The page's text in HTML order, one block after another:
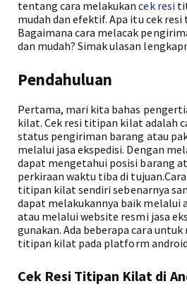
tentang cara melakukancek resi
mudah dan efektif. Apa itu cek
Bagaimana cara melacak
dan mudah? Simak ulasan
Pendahuluan
Pertama, mari kita bahas
kilat. Cek resi titipan kilat adalah
status pengiriman barang atau
melalui jasa ekspedisi. Dengan
dapat mengetahui posisi barang
perkiraan waktu tiba di
titipan kilat sendiri sebenarnya
dapat melakukannya baik melalui
atau melalui website resmi jasa
gunakan. Ada beberapa cara
titipan kilat pada platform android
Cek Resi Titipan Kilat di